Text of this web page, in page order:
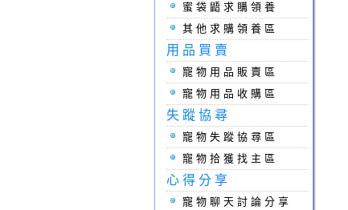
蜜袋鼯求購領養
其他求購領養區
用品買賣
寵物用品販賣區
寵物用品收購區
失蹤協尋
寵物失蹤協尋區
寵物拾獲找主區
心得分享
寵物聊天討論分享